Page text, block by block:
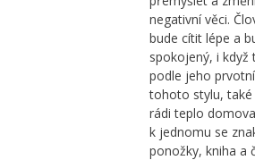
negativní věci.
bude cítit lépe a
spokojený, i když
podle jeho
tohoto stylu,
rádi teplo
k jednomu se
ponožky, kniha a